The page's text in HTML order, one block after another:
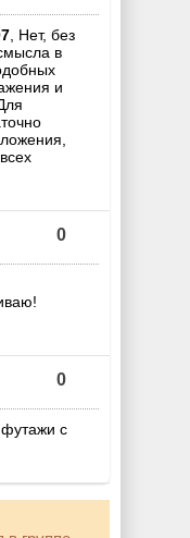
, Нет, без
в
и
0
0
футажи с